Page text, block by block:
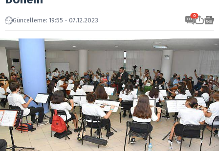
Güncelleme: 19:55 - 07.12.2023
0